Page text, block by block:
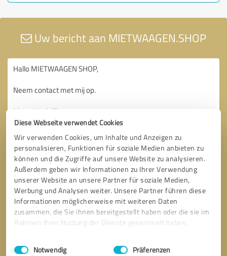
Diese Webseite verwendet Cookies
Wir verwenden Cookies, um Inhalte und Anzeigen zu
personalisieren, Funktionen für soziale Medien anbieten zu
können und die Zugriffe auf unsere Website zu analysieren.
Außerdem geben wir Informationen zu Ihrer Verwendung
unserer Website an unsere Partner für soziale Medien,
Werbung und Analysen weiter. Unsere Partner führen diese
Informationen möglicherweise mit weiteren Daten
zusammen, die Sie ihnen bereitgestellt haben oder die sie im
Rahmen Ihrer Nutzung der Dienste gesammelt haben.
Impressum Datenschutzbestimmungen
Einwilligungsauswahl
Notwendig Präferenzen
Uw bericht aan MIETWAAGEN.SHOP